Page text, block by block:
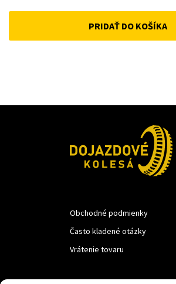
price
was:
price
is:
PRIDAŤ DO KOŠÍKA
Obchodné podmienky
Často kladené otázky
Vrátenie tovaru